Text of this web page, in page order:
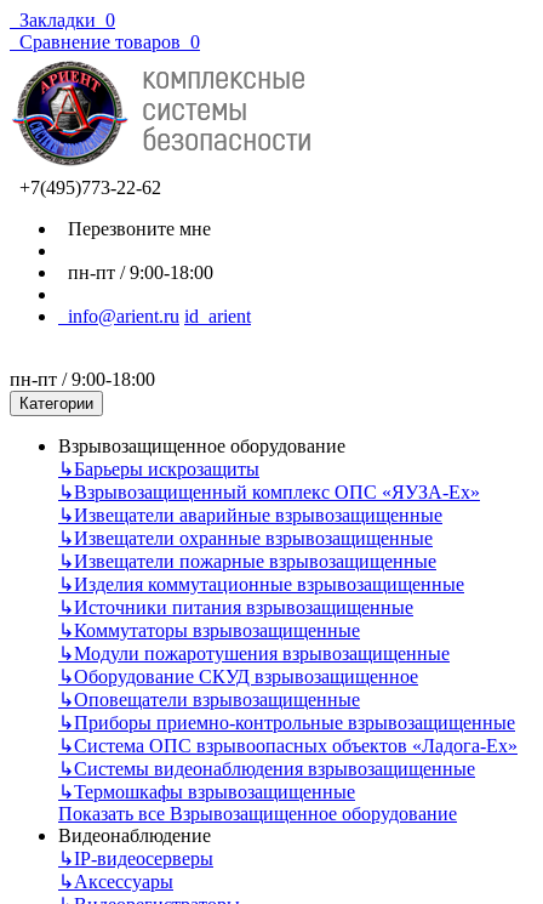
Закладки 0
Сравнение товаров 0
+7(495)773-22-62
Перезвоните мне
пн-пт / 9:00-18:00
info@arient.ru id_arient
пн-пт / 9:00-18:00
Категории
Взрывозащищенное оборудование
↳Барьеры искрозащиты
↳Взрывозащищенный комплекс ОПС «ЯУЗА-Ех»
↳Извещатели аварийные взрывозащищенные
↳Извещатели охранные взрывозащищенные
↳Извещатели пожарные взрывозащищенные
↳Изделия коммутационные взрывозащищенные
↳Источники питания взрывозащищенные
↳Коммутаторы взрывозащищенные
↳Модули пожаротушения взрывозащищенные
↳Оборудование СКУД взрывозащищенное
↳Оповещатели взрывозащищенные
↳Приборы приемно-контрольные взрывозащищенные
↳Система ОПС взрывоопасных объектов «Ладога-Ex»
↳Системы видеонаблюдения взрывозащищенные
↳Термошкафы взрывозащищенные
Показать все Взрывозащищенное оборудование
Видеонаблюдение
↳IP-видеосерверы
↳Аксессуары